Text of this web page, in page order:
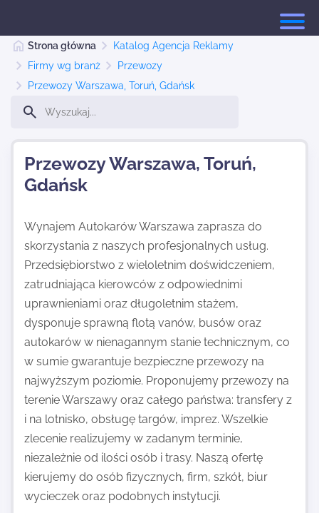
Strona główna
Dodaj stronę
Kontakt
Strona główna
Katalog Agencja Reklamy
Firmy wg branż
Przewozy
Przewozy Warszawa, Toruń, Gdańsk
Przewozy Warszawa, Toruń,
Gdańsk
Wynajem Autokarów Warszawa zaprasza do
skorzystania z naszych profesjonalnych usług.
Przedsiębiorstwo z wieloletnim doświdczeniem,
zatrudniająca kierowców z odpowiednimi
uprawnieniami oraz długoletnim stażem,
dysponuje sprawną flotą vanów, busów oraz
autokarów w nienagannym stanie technicznym, co
w sumie gwarantuje bezpieczne przewozy na
najwyższym poziomie. Proponujemy przewozy na
terenie Warszawy oraz całego państwa: transfery z
i na lotnisko, obsługę targów, imprez. Wszelkie
zlecenie realizujemy w zadanym terminie,
niezależnie od ilości osób i trasy. Naszą ofertę
kierujemy do osób fizycznych, firm, szkół, biur
wycieczek oraz podobnych instytucji.